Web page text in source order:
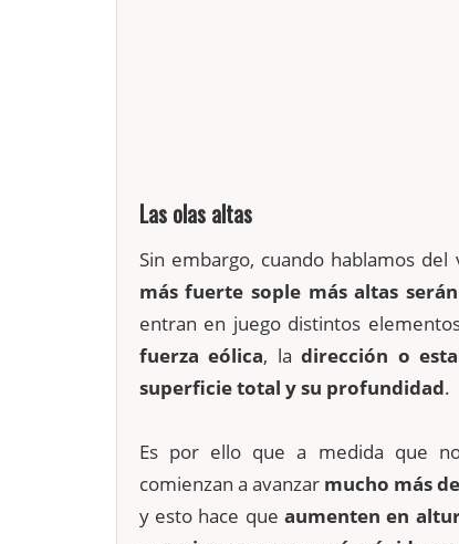
Las olas altas
Sin embargo, cuando hablamos
más fuerte sople más altas
entran en juego distintos
fuerza eólica, ladirección o
superficie total y su profundidad.
Es por ello que a medida que
comienzan a avanzar mucho más
y esto hace queaumenten en